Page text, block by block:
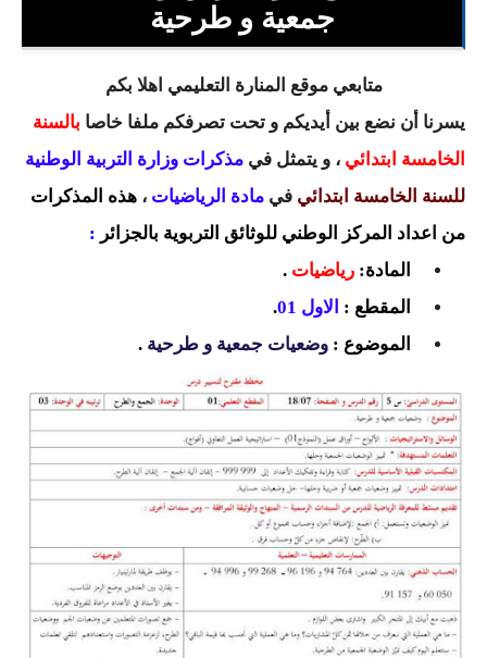
التعليم المتوسط
السنة الاولى متوسط
السنة الثانية متوسط
السنة الثالثة متوسط
السنة الرابعة متوسط
محفظة الأستاذ
بنك التوزيعات الشهرية
دفاتر استاذ التعليم الابتدائي
المسابقات المهنية
البحوث الجاهزة
جمعية و طرحية
متابعي موقع المنارة التعليمي اهلا بكم
يسرنا أن نضع بين أيديكم و تحت تصرفكم ملفا خاصا بالسنة
الخامسة ابتدائي ، و يتمثل في مذكرات وزارة التربية الوطنية
للسنة الخامسة ابتدائي في مادة الرياضيات ، هذه المذكرات
من اعداد المركز الوطني للوثائق التربوية بالجزائر :
المادة: رياضيات .
المقطع : الاول 01
.
الموضوع : وضعيات جمعية و طرحية .